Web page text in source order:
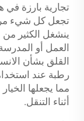
تجارية بارزة في
تجعل كل شيء
ينشغل الكثير
العمل أو
القلق بشأن
رطبة عند
مما يجعلها
أثناء التنقل.